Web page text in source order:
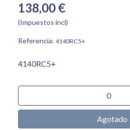
138,00 €
(Impuestos incl)
Referencia: 4140RC5+
4140RC5+
Agotado